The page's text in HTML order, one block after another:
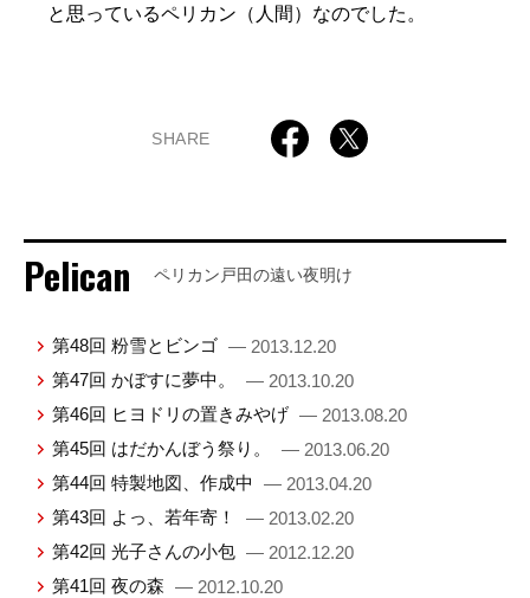
と思っているペリカン（人間）なのでした。
SHARE
Pelican ペリカン戸田の遠い夜明け
第48回 粉雪とビンゴ — 2013.12.20
第47回 かぼすに夢中。
— 2013.10.20
第46回 ヒヨドリの置きみやげ — 2013.08.20
第45回 はだかんぼう祭り。
— 2013.06.20
第44回 特製地図、作成中
— 2013.04.20
第43回 よっ、若年寄！
— 2013.02.20
第42回 光子さんの小包 — 2012.12.20
第41回 夜の森 — 2012.10.20